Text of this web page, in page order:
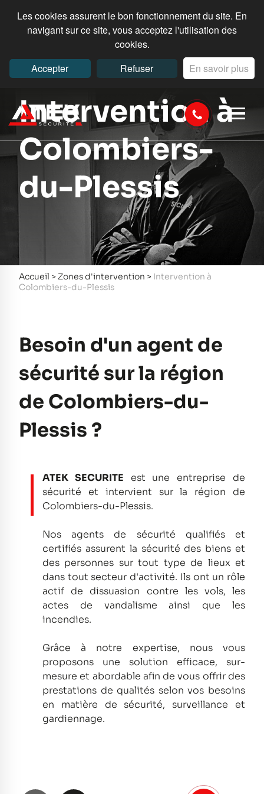
Les cookies assurent le bon fonctionnement du site. En
navigant sur ce site, vous acceptez l'utilisation des
cookies.
Accepter
Refuser En savoir plus
Intervention à
Colombiers-
du-Plessis
Accueil > Zones d'intervention > Intervention à
Colombiers-du-Plessis
Besoin d'un agent de
sécurité sur la région
de Colombiers-du-
Plessis ?
ATEK SECURITE est une entreprise de
sécurité et intervient sur la région de
Colombiers-du-Plessis.
Nos agents de sécurité qualifiés et
certifiés assurent la sécurité des biens et
des personnes sur tout type de lieux et
dans tout secteur d'activité. Ils ont un rôle
actif de dissuasion contre les vols, les
actes de vandalisme ainsi que les
incendies.
Grâce à notre expertise, nous vous
proposons une solution efficace, sur-
mesure et abordable afin de vous offrir des
prestations de qualités selon vos besoins
en matière de sécurité, surveillance et
gardiennage.